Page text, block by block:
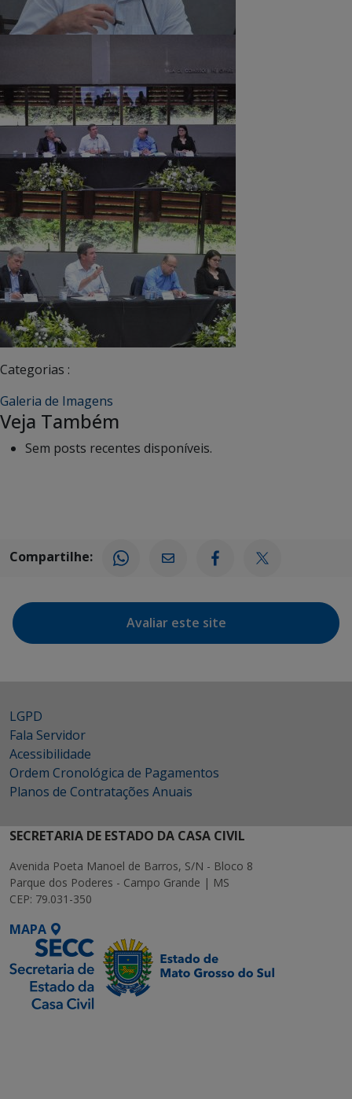
Categorias :
Galeria de Imagens
Veja Também
Sem posts recentes disponíveis.
Compartilhe:
Avaliar este site
LGPD
Fala Servidor
Acessibilidade
Ordem Cronológica de Pagamentos
Planos de Contratações Anuais
SECRETARIA DE ESTADO DA CASA CIVIL
Avenida Poeta Manoel de Barros, S/N - Bloco 8
Parque dos Poderes - Campo Grande | MS
CEP: 79.031-350
MAPA